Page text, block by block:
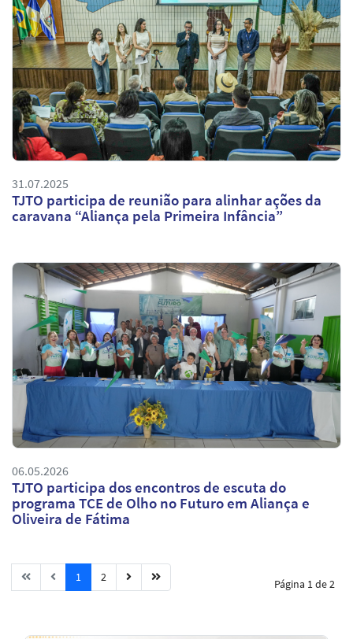
31.07.2025
TJTO participa de reunião para alinhar ações da
caravana “Aliança pela Primeira Infância”
06.05.2026
TJTO participa dos encontros de escuta do
programa TCE de Olho no Futuro em Aliança e
Oliveira de Fátima
Página 1 de 2
1 2